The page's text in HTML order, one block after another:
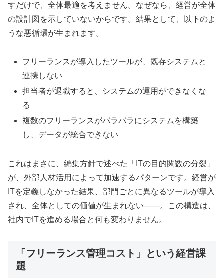
すだけで、全体最適を考えません。なぜなら、経営が全体
の設計図を示していないからです。結果として、以下のよ
うな悪循環が生まれます。
フリーランスが導入したツールが、既存システムと
連携しない
担当者が退職すると、システムの運用ができなくな
る
複数のフリーランスがバラバラにシステムを構築
し、データが統合できない
これはまさに、編集方針で述べた「ITの目的関数の分裂」
が、外部人材活用によって加速するパターンです。経営が
ITを定義しなかった結果、部門ごとに異なるツールが導入
され、全体としての価値が生まれない——。この構造は、
社内でITを進める場合と何も変わりません。
「フリーランス管理コスト」という経営課
題